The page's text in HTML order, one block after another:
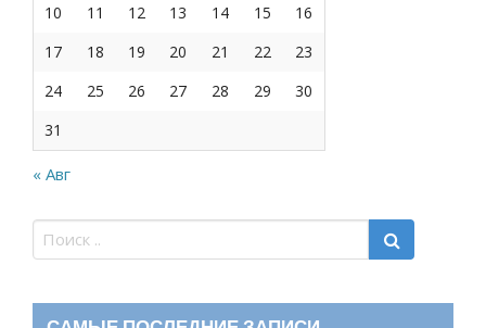
10
11 12 13 14 15
16
17
18 19 20 21 22
23
24
25 26 27 28 29
30
31
« Авг